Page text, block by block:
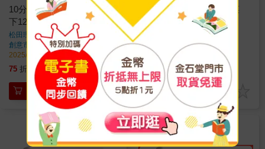
10分鐘減醣菜：超輕鬆就瘦
下12公斤的瞬食美味152，
健康減脂的三餐與常備菜提
案
松田理惠著
創意市集
出版
2025/03/15 出版
75 折 特價 315 元
加入購物車
【電子書】10分鐘減醣菜
松田理惠
2025/03/15 出版
特價 315 元
電子書